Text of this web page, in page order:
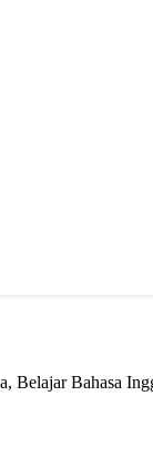
Belajar Bahasa